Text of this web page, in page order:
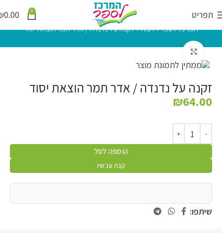
תפריט 0
0.00
המרכז לספר»חנות»זקנה על נדנדה / אדר תמר הוצאת יסוד
זקנה על נדנדה / אדר תמר הוצאת יסוד
₪64.00
הוספה לסל
קנה עכשיו
שיתפו: